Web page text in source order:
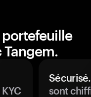
Tangem.
Sécurisé.
sont